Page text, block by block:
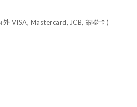
外 VISA, Mastercard, JCB, 銀聯卡 )